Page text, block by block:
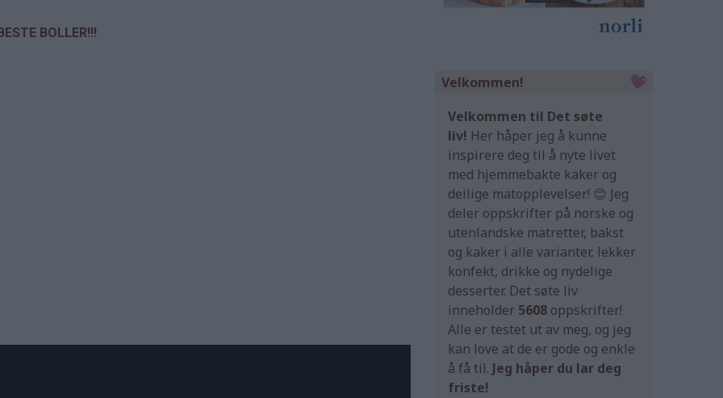
BOLLER!!!
Velkommen!
Velkommen til Det søte
liv! Her håper jeg å kunne
inspirere deg til å nyte livet
med hjemmebakte kaker og
deilige matopplevelser! 😊 Jeg
deler oppskrifter på norske og
utenlandske matretter, bakst
og kaker i alle varianter, lekker
konfekt, drikke og nydelige
desserter. Det søte liv
inneholder 5608 oppskrifter!
Alle er testet ut av meg, og jeg
kan love at de er gode og enkle
å få til. Jeg håper du lar deg
friste!